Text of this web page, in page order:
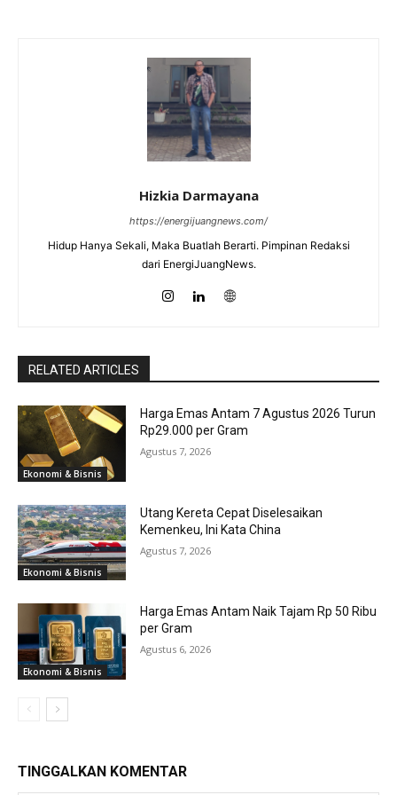
Hizkia Darmayana
https://energijuangnews.com/
Hidup Hanya Sekali, Maka Buatlah Berarti. Pimpinan Redaksi
dari EnergiJuangNews.
RELATED ARTICLES
Ekonomi & Bisnis
Harga Emas Antam 7 Agustus 2026 Turun
Rp29.000 per Gram
Agustus 7, 2026
Ekonomi & Bisnis
Utang Kereta Cepat Diselesaikan
Kemenkeu, Ini Kata China
Agustus 7, 2026
Ekonomi & Bisnis
Harga Emas Antam Naik Tajam Rp 50 Ribu
per Gram
Agustus 6, 2026
TINGGALKAN KOMENTAR